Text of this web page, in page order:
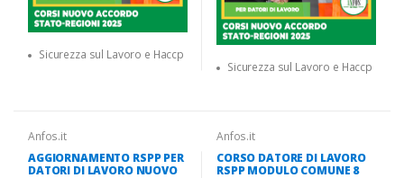
Sicurezza sul Lavoro e Haccp
Sicurezza sul Lavoro e Haccp
Anfos.it
AGGIORNAMENTO RSPP PER
DATORI DI LAVORO NUOVO
Anfos.it
CORSO DATORE DI LAVORO
RSPP MODULO COMUNE 8